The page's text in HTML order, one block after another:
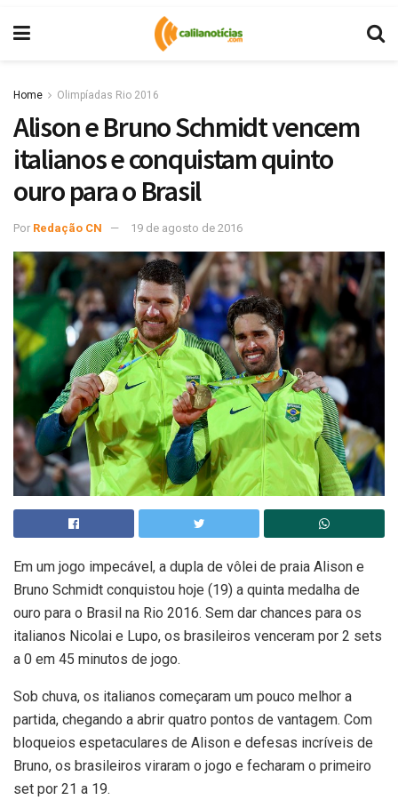
Home Olimpíadas Rio 2016
Alison e Bruno Schmidt vencem
italianos e conquistam quinto
ouro para o Brasil
Por Redação CN 19 de agosto de 2016
Em um jogo impecável, a dupla de vôlei de praia Alison e
Bruno Schmidt conquistou hoje (19) a quinta medalha de
ouro para o Brasil na Rio 2016. Sem dar chances para os
italianos Nicolai e Lupo, os brasileiros venceram por 2 sets
a 0 em 45 minutos de jogo.
Sob chuva, os italianos começaram um pouco melhor a
partida, chegando a abrir quatro pontos de vantagem. Com
bloqueios espetaculares de Alison e defesas incríveis de
Bruno, os brasileiros viraram o jogo e fecharam o primeiro
set por 21 a 19.